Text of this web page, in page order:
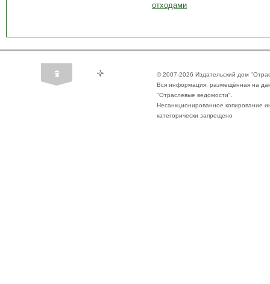
отходами
© 2007-2026 Издательский дом
Вся информация, размещённая на
"Отраслевые ведомости".
Несанкционированное копирование
категорически запрещено